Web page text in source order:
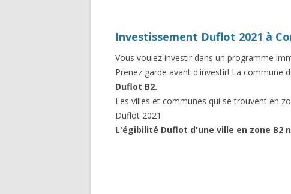
Investissement Duflot 2021 à
Vous voulez investir dans un programme
Prenez garde avant d'investir! La commune
Duflot B2.
Les villes et communes qui se trouvent en
Duflot 2021
L'égibilité Duflot d'une ville en zone B2